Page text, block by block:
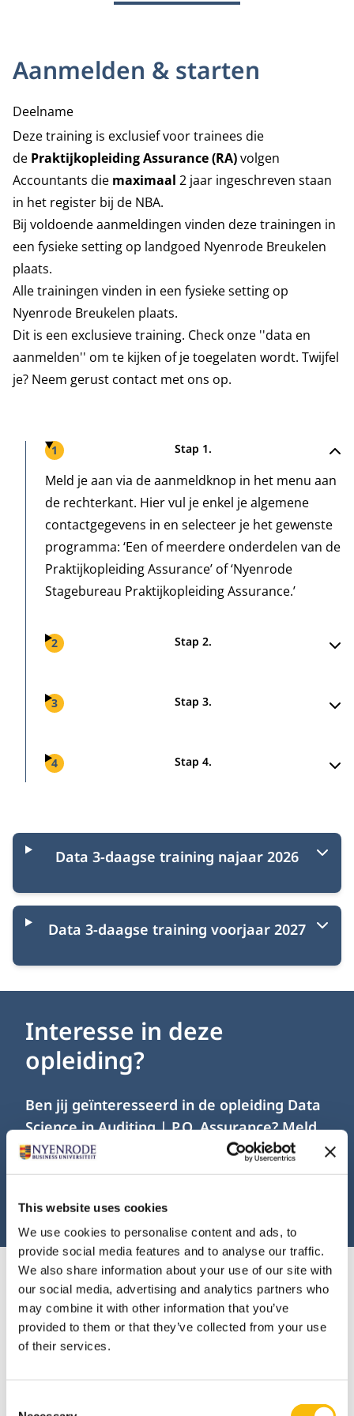
This website uses cookies
We use cookies to personalise content and ads, to
provide social media features and to analyse our traffic.
We also share information about your use of our site with
our social media, advertising and analytics partners who
may combine it with other information that you’ve
provided to them or that they’ve collected from your use
of their services.
Aanmelden & starten
Deelname
Deze training is exclusief voor trainees die
de Praktijkopleiding Assurance (RA)volgen
Accountants die maximaal 2 jaar ingeschreven staan
in het register bij de NBA.
Bij voldoende aanmeldingen vinden deze trainingen in
een fysieke setting op landgoed Nyenrode Breukelen
plaats.
Alle trainingen vinden in een fysieke setting op
Nyenrode Breukelen plaats.
Dit is een exclusieve training. Check onze ''data en
aanmelden'' om te kijken of je toegelaten wordt. Twijfel
je? Neem gerust contact met ons op.
Stappen
1 Stap 1.
Meld je aan via de aanmeldknop in het menu aan
de rechterkant. Hier vul je enkel je algemene
contactgegevens in en selecteer je het gewenste
programma: ‘Een of meerdere onderdelen van de
Praktijkopleiding Assurance’ of ‘Nyenrode
Stagebureau Praktijkopleiding Assurance.’
2 Stap 2.
3 Stap 3.
4 Stap 4.
Startmomenten
Data 3-daagse training najaar 2026
Data 3-daagse training voorjaar 2027
Interesse in deze
opleiding?
Ben jij geïnteresseerd in de opleiding Data
Science in Auditing | P.O. Assurance? Meld
je dan online aan.
AANMELDEN
Investering
Over de investering